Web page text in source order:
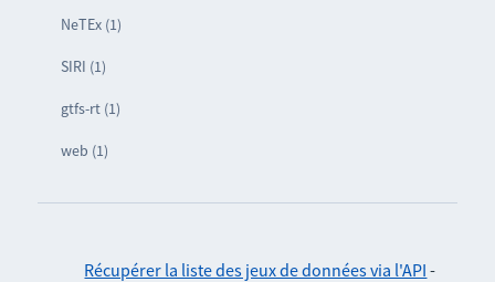
NeTEx (1)
SIRI (1)
gtfs-rt (1)
web (1)
Récupérer la liste des jeux de données via l'API -